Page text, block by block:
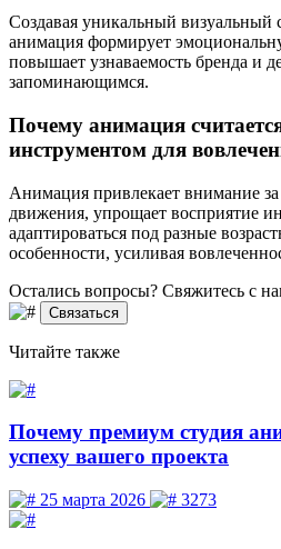
Создавая уникальный визуальный
анимация формирует
повышает узнаваемость бренда и
запоминающимся.
Почему анимация
инструментом для
Анимация привлекает внимание
движения, упрощает восприятие
адаптироваться под разные
особенности, усиливая
Остались вопросы? Свяжитесь с
Связаться
Читайте также
Почему премиум студия
успеху вашего проекта
25 марта 2026 3273